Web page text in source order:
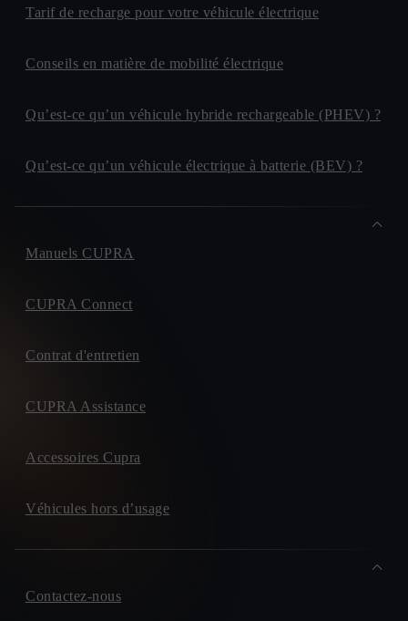
Tarif de recharge pour votre véhicule électrique
Conseils en matière de mobilité électrique
Qu’est-ce qu’un véhicule hybride rechargeable (PHEV) ?
Qu’est-ce qu’un véhicule électrique à batterie (BEV) ?
Manuels CUPRA
CUPRA Connect
Contrat d'entretien
CUPRA Assistance
Accessoires Cupra
Véhicules hors d’usage
Contactez-nous